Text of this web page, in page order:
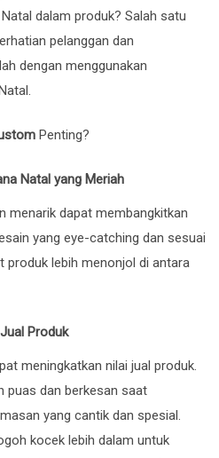
dalam produk? Salah satu
pelanggan dan
dengan menggunakan
Penting?
Natal yang Meriah
menarik dapat membangkitkan
yang eye-catching dan sesuai
produk lebih menonjol di antara
Produk
meningkatkan nilai jual produk.
puas dan berkesan saat
yang cantik dan spesial.
kocek lebih dalam untuk